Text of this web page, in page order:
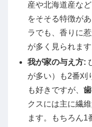
産や北海道産な
をそそる特徴が
ラでも、香りに
が多く見られます
我が家の与え方:
が多い）も2番刈
も好きですが、
クスには主に繊
ます。もちろん1